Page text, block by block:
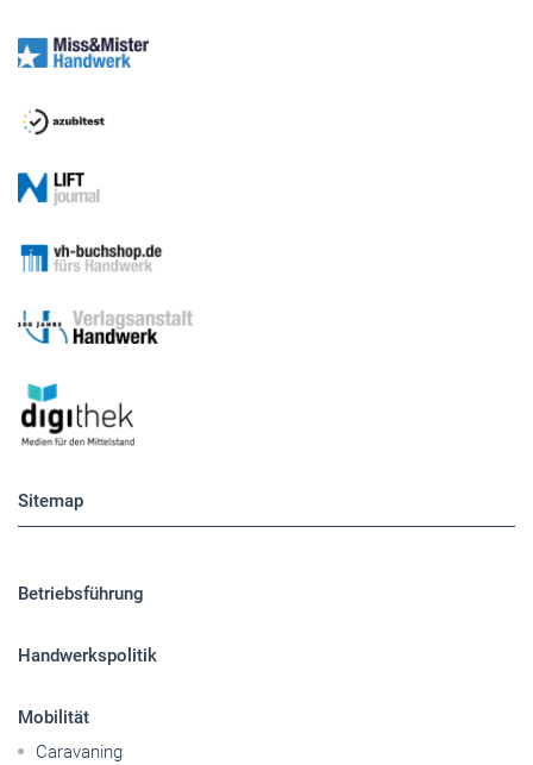
Sitemap
Betriebsführung
Handwerkspolitik
Mobilität
Caravaning